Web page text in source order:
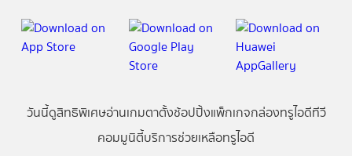
วันนี้ดูสิทธิพิเศษอ่านเกมตาตั้งช้อปปิ้งแพ็กเกจกล่องทรูไอดีทีวี
คอมมูนิตี้บริการช่วยเหลือทรูไอดี